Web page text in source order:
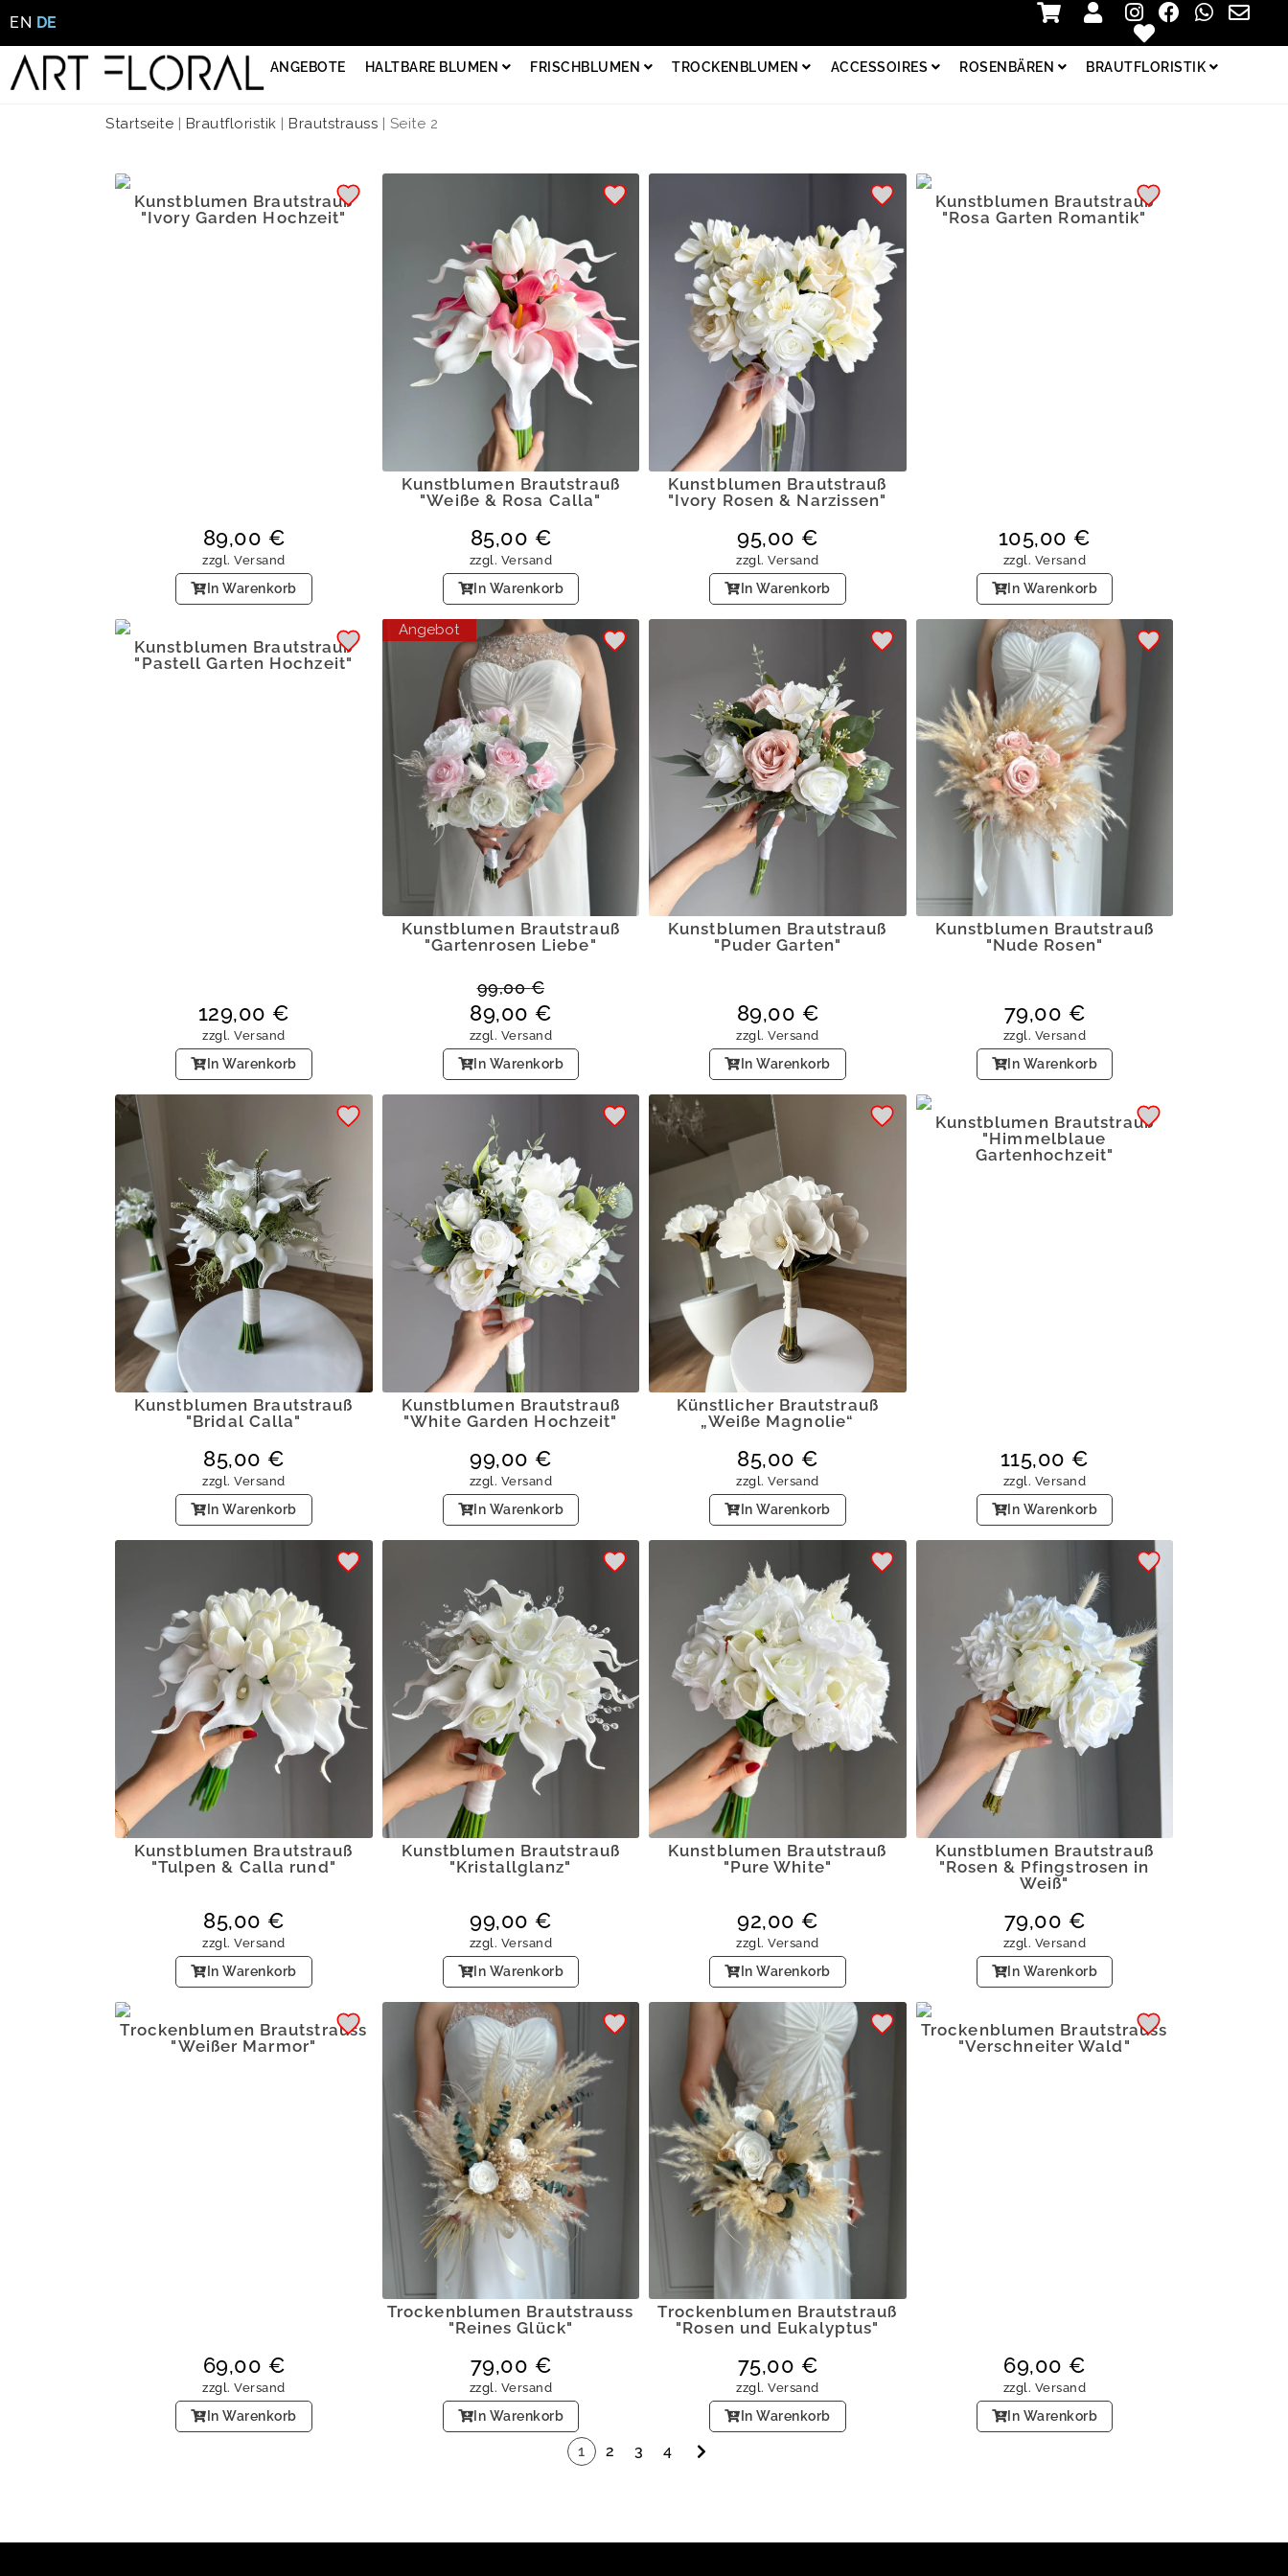
EN DE
ANGEBOTE HALTBARE BLUMEN FRISCHBLUMEN TROCKENBLUMEN ACCESSOIRES ROSENBÄREN BRAUTFLORISTIK
Startseite | Brautfloristik | Brautstrauss | Seite 2
Kunstblumen Brautstrauß
"Ivory Garden Hochzeit"
89,00 €
zzgl. Versand
In Warenkorb
Kunstblumen Brautstrauß
"Weiße & Rosa Calla"
85,00 €
zzgl. Versand
In Warenkorb
Kunstblumen Brautstrauß
"Ivory Rosen & Narzissen"
95,00 €
zzgl. Versand
In Warenkorb
Kunstblumen Brautstrauß
"Rosa Garten Romantik"
105,00 €
zzgl. Versand
In Warenkorb
Kunstblumen Brautstrauß
"Pastell Garten Hochzeit"
129,00 €
zzgl. Versand
In Warenkorb
Angebot
Kunstblumen Brautstrauß
"Gartenrosen Liebe"
99,00€
89,00 €
zzgl. Versand
In Warenkorb
Kunstblumen Brautstrauß
"Puder Garten"
89,00 €
zzgl. Versand
In Warenkorb
Kunstblumen Brautstrauß
"Nude Rosen"
79,00 €
zzgl. Versand
In Warenkorb
Kunstblumen Brautstrauß
"Bridal Calla"
85,00 €
zzgl. Versand
In Warenkorb
Kunstblumen Brautstrauß
"White Garden Hochzeit"
99,00 €
zzgl. Versand
In Warenkorb
Künstlicher Brautstrauß
„Weiße Magnolie“
85,00 €
zzgl. Versand
In Warenkorb
Kunstblumen Brautstrauß
"Himmelblaue
Gartenhochzeit"
115,00 €
zzgl. Versand
In Warenkorb
Kunstblumen Brautstrauß
"Tulpen & Calla rund"
85,00 €
zzgl. Versand
In Warenkorb
Kunstblumen Brautstrauß
"Kristallglanz"
99,00 €
zzgl. Versand
In Warenkorb
Kunstblumen Brautstrauß
"Pure White"
92,00 €
zzgl. Versand
In Warenkorb
Kunstblumen Brautstrauß
"Rosen & Pfingstrosen in
Weiß"
79,00 €
zzgl. Versand
In Warenkorb
Trockenblumen Brautstrauss
"Weißer Marmor"
69,00 €
zzgl. Versand
In Warenkorb
Trockenblumen Brautstrauss
"Reines Glück"
79,00 €
zzgl. Versand
In Warenkorb
Trockenblumen Brautstrauß
"Rosen und Eukalyptus"
75,00 €
zzgl. Versand
In Warenkorb
Trockenblumen Brautstrauss
"Verschneiter Wald"
69,00 €
zzgl. Versand
In Warenkorb
1 2 3 4